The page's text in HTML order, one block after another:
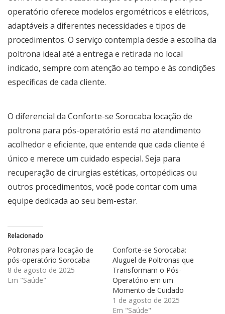
operatório oferece modelos ergométricos e elétricos,
adaptáveis a diferentes necessidades e tipos de
procedimentos. O serviço contempla desde a escolha da
poltrona ideal até a entrega e retirada no local
indicado, sempre com atenção ao tempo e às condições
específicas de cada cliente.
O diferencial da Conforte-se Sorocaba locação de
poltrona para pós-operatório está no atendimento
acolhedor e eficiente, que entende que cada cliente é
único e merece um cuidado especial. Seja para
recuperação de cirurgias estéticas, ortopédicas ou
outros procedimentos, você pode contar com uma
equipe dedicada ao seu bem-estar.
Relacionado
Poltronas para locação de
pós-operatório Sorocaba
8 de agosto de 2025
Em "Saúde"
Conforte-se Sorocaba:
Aluguel de Poltronas que
Transformam o Pós-
Operatório em um
Momento de Cuidado
1 de agosto de 2025
Em "Saúde"